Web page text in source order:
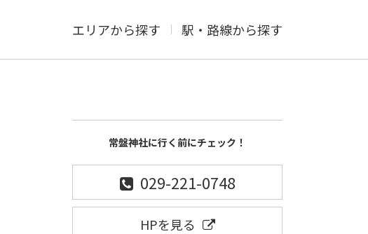
エリアから探す 駅・路線から探す
常盤神社に行く前にチェック！
029-221-0748
HPを見る